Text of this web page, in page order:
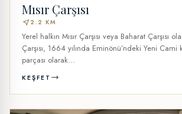
Mısır Çarşısı
near_me2.2 KM
Yerel halkın Mısır Çarşısı veya Baharat Çarşısı
Çarşısı, 1664 yılında Eminönü’ndeki Yeni
parçası olarak...
KEŞFET